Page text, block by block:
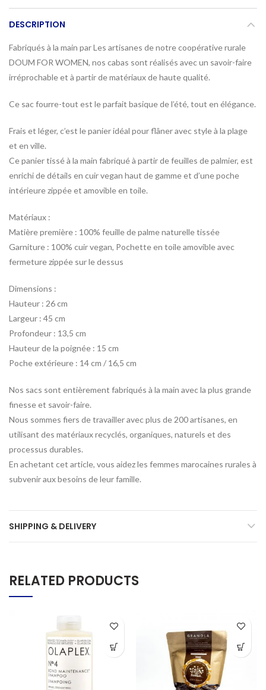
DESCRIPTION
Fabriqués à la main par Les artisanes de notre coopérative rurale
DOUM FOR WOMEN, nos cabas sont réalisés avec un savoir-faire
irréprochable et à partir de matériaux de haute qualité.
Ce sac fourre-tout est le parfait basique de l’été, tout en élégance.
Frais et léger, c’est le panier idéal pour flâner avec style à la plage
et en ville.
Ce panier tissé à la main fabriqué à partir de feuilles de palmier, est
enrichi de détails en cuir vegan haut de gamme et d’une poche
intérieure zippée et amovible en toile.
Matériaux :
Matière première : 100% feuille de palme naturelle tissée
Garniture : 100% cuir vegan, Pochette en toile amovible avec
fermeture zippée sur le dessus
Dimensions :
Hauteur : 26 cm
Largeur : 45 cm
Profondeur : 13,5 cm
Hauteur de la poignée : 15 cm
Poche extérieure : 14 cm / 16,5 cm
Nos sacs sont entièrement fabriqués à la main avec la plus grande
finesse et savoir-faire.
Nous sommes fiers de travailler avec plus de 200 artisanes, en
utilisant des matériaux recyclés, organiques, naturels et des
processus durables.
En achetant cet article, vous aidez les femmes marocaines rurales à
subvenir aux besoins de leur famille.
SHIPPING & DELIVERY
RELATED PRODUCTS